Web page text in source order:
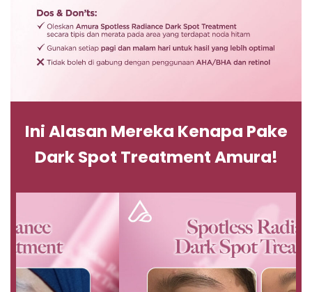
Ini Alasan Mereka Kenapa Pake
Dark Spot Treatment Amura!